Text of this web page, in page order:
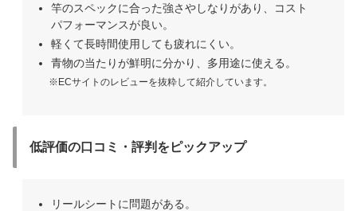
竿のスペックに合った強さやしなりがあり、コスト
パフォーマンスが良い。
軽くて長時間使用しても疲れにくい。
青物の当たりが鮮明に分かり、多用途に使える。
※ECサイトのレビューを抜粋して紹介しています。
低評価の口コミ・評判をピックアップ
リールシートに問題がある。